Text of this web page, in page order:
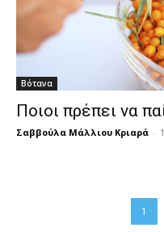
Βότανα
Ποιοι πρέπει να
Σαββούλα Μάλλιου Κριαρά -
1